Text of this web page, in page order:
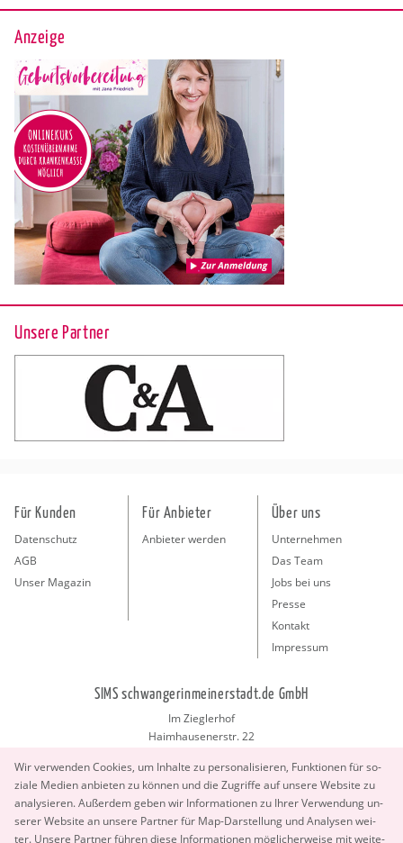
Anzeige
Unsere Partner
Wir ver­wen­den Coo­kies, um In­hal­te zu per­so­na­li­sie­ren, Funk­tio­nen für so­
zia­le Me­di­en an­bie­ten zu kön­nen und die Zu­grif­fe auf un­se­re Web­site zu
ana­ly­sie­ren. Au­ßer­dem geben wir In­for­ma­tio­nen zu Ihrer Ver­wen­dung un­
se­rer Web­site an un­se­re Part­ner für Map-Dar­stel­lung und Ana­ly­sen wei­
ter. Un­se­re Part­ner füh­ren diese In­for­ma­tio­nen mög­li­cher­wei­se mit wei­te­
Für Kunden
Datenschutz
AGB
Unser Magazin
Für Anbieter
Anbieter werden
Über uns
Unternehmen
Das Team
Jobs bei uns
Presse
Kontakt
Impressum
SIMS schwangerinmeinerstadt.de GmbH
Im Zieglerhof
Haimhausenerstr. 22
info@schwangerinmeinerstadt.de